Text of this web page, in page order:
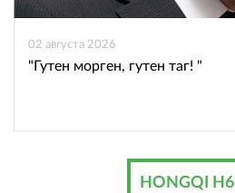
02 августа 2026
"Гутен морген, гутен таг! "
HONGQI H6